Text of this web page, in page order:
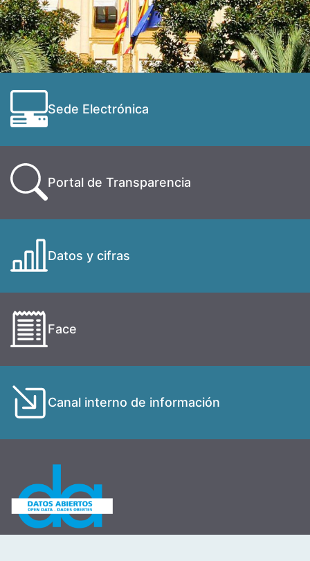
Sede Electrónica
Portal de Transparencia
Datos y cifras
Face
Canal interno de información